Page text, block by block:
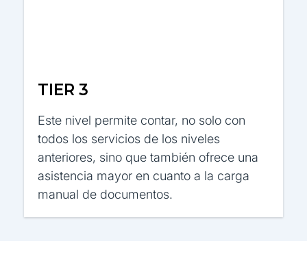
TIER 3
Este nivel permite contar, no solo con
todos los servicios de los niveles
anteriores, sino que también ofrece una
asistencia mayor en cuanto a la carga
manual de documentos.